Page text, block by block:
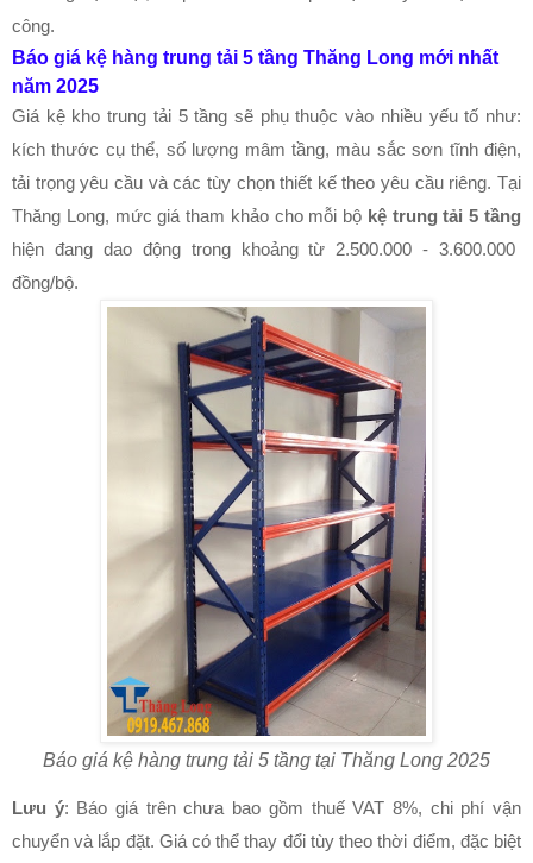
công.
Báo giá kệ hàng trung tải 5 tầng Thăng Long mới nhất
năm 2025
Giá kệ kho trung tải 5 tầng sẽ phụ thuộc vào nhiều yếu tố như:
kích thước cụ thể, số lượng mâm tầng, màu sắc sơn tĩnh điện,
tải trọng yêu cầu và các tùy chọn thiết kế theo yêu cầu riêng. Tại
Thăng Long, mức giá tham khảo cho mỗi bộ kệ trung tải 5 tầng
hiện đang dao động trong khoảng từ 2.500.000 - 3.600.000
đồng/bộ.
Báo giá kệ hàng trung tải 5 tầng tại Thăng Long 2025
Lưu ý: Báo giá trên chưa bao gồm thuế VAT 8%, chi phí vận
chuyển và lắp đặt. Giá có thể thay đổi tùy theo thời điểm, đặc biệt